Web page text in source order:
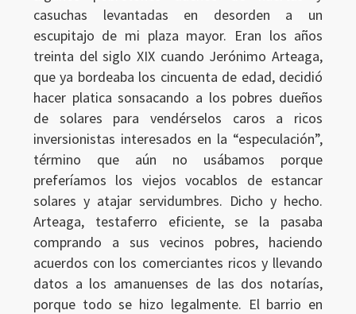
casuchas levantadas en desorden a un
escupitajo de mi plaza mayor. Eran los años
treinta del siglo XIX cuando Jerónimo Arteaga,
que ya bordeaba los cincuenta de edad, decidió
hacer platica sonsacando a los pobres dueños
de solares para vendérselos caros a ricos
inversionistas interesados en la “especulación”,
término que aún no usábamos porque
preferíamos los viejos vocablos de estancar
solares y atajar servidumbres. Dicho y hecho.
Arteaga, testaferro eficiente, se la pasaba
comprando a sus vecinos pobres, haciendo
acuerdos con los comerciantes ricos y llevando
datos a los amanuenses de las dos notarías,
porque todo se hizo legalmente. El barrio en